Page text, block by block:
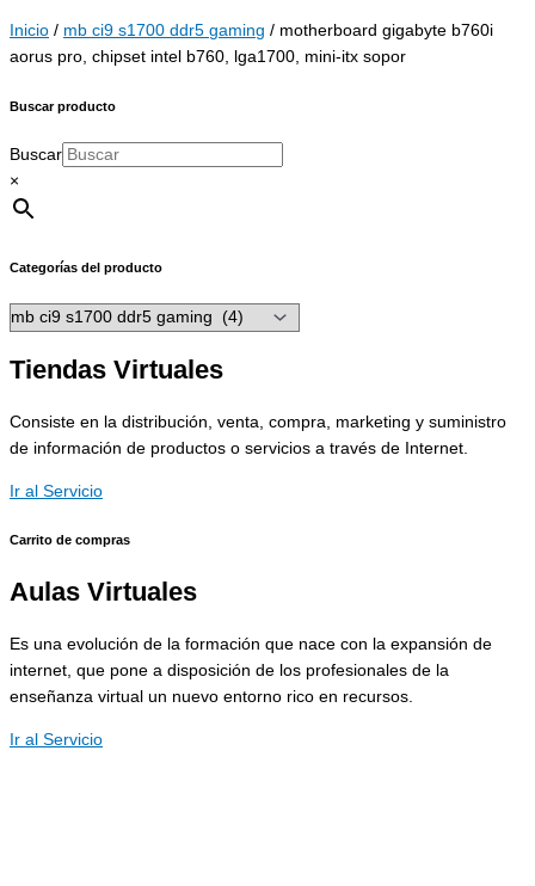
Inicio / mb ci9 s1700 ddr5 gaming / motherboard gigabyte b760i
aorus pro, chipset intel b760, lga1700, mini-itx sopor
Buscar producto
Buscar
×
Categorías del producto
Tiendas Virtuales
Consiste en la distribución, venta, compra, marketing y suministro
de información de productos o servicios a través de Internet.
Ir al Servicio
Carrito de compras
Aulas Virtuales
Es una evolución de la formación que nace con la expansión de
internet, que pone a disposición de los profesionales de la
enseñanza virtual un nuevo entorno rico en recursos.
Ir al Servicio